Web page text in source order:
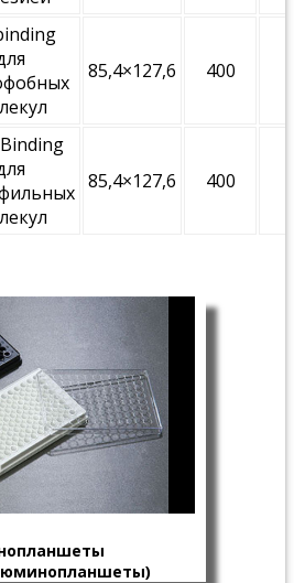
85,4×127,6 400
85,4×127,6 400